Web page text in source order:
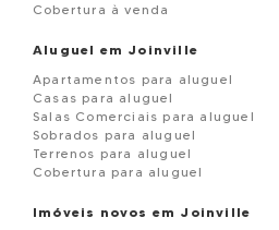
Cobertura à venda
Aluguel em Joinville
Apartamentos para aluguel
Casas para aluguel
Salas Comerciais para aluguel
Sobrados para aluguel
Terrenos para aluguel
Cobertura para aluguel
Imóveis novos em Joinville